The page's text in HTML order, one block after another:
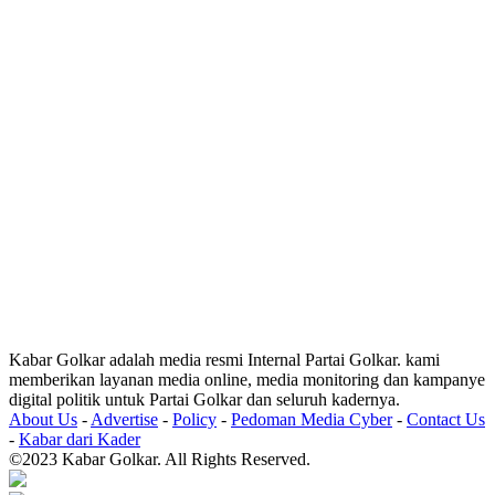
Kabar Golkar adalah media resmi Internal Partai Golkar. kami
memberikan layanan media online, media monitoring dan kampanye
digital politik untuk Partai Golkar dan seluruh kadernya.
About Us - Advertise - Policy - Pedoman Media Cyber- Contact Us
- Kabar dari Kader
©2023 Kabar Golkar. All Rights Reserved.